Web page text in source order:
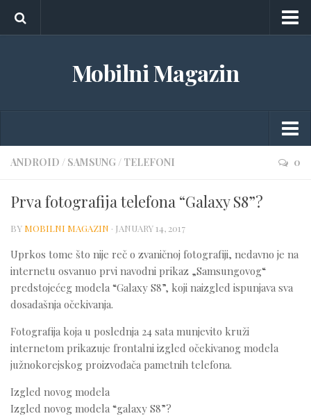
Mobilni Magazin
Android
Gedžeti
Igrice
iOS
Tableti
Telefoni
Testovi
Dogadjaji
Saveti
ANDROID / SAMSUNG/ TELEFONI 0
Prva fotografija telefona “Galaxy S8”?
BY MOBILNI MAGAZIN · JANUARY 14, 2017
Uprkos tome što nije reč o zvaničnoj fotografiji, nedavno je na
internetu osvanuo prvi navodni prikaz „Samsungovog“
predstojećeg modela “Galaxy S8”, koji naizgled ispunjava sva
dosadašnja očekivanja.
Fotografija koja u poslednja 24 sata munjevito kruži
internetom prikazuje frontalni izgled očekivanog modela
južnokorejskog proizvođača pametnih telefona.
Izgled novog modela
Izgled novog modela “galaxy S8”?